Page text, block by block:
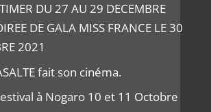
DU 27 AU 29 DECEMBRE
DE GALA MISS FRANCE LE 30
2021
fait son cinéma.
à Nogaro 10 et 11 Octobre